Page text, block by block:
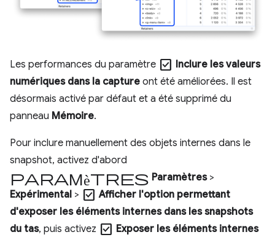
Les performances du paramètre check_box Inclure les valeurs
numériques dans la capture ont été améliorées. Il est
désormais activé par défaut et a été supprimé du
panneau Mémoire.
Pour inclure manuellement des objets internes dans le
snapshot, activez d'abord
Paramètres Paramètres>
Expérimental > check_box Afficher l'option permettant
d'exposer les éléments internes dans les snapshots
du tas, puis activez check_box Exposer les éléments internes